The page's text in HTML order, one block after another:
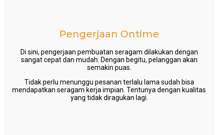
Pengerjaan Ontime
Di sini, pengerjaan pembuatan seragam dilakukan dengan
sangat cepat dan mudah. Dengan begitu, pelanggan akan
semakin puas.
Tidak perlu menunggu pesanan terlalu lama sudah bisa
mendapatkan seragam kerja impian. Tentunya dengan kualitas
yang tidak diragukan lagi.